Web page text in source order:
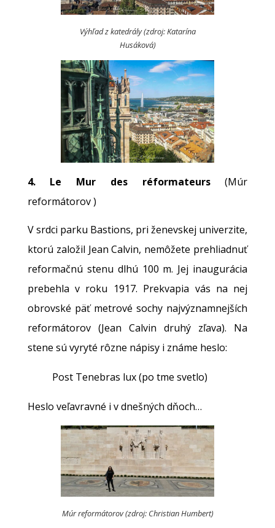
Výhľad z katedrály (zdroj: Katarína
Husáková)
4. Le Mur des réformateurs(Múr
reformátorov )
V srdci parku Bastions, pri ženevskej univerzite,
ktorú založil Jean Calvin, nemôžete prehliadnuť
reformačnú stenu dlhú 100 m. Jej inaugurácia
prebehla v roku 1917. Prekvapia vás na nej
obrovské päť metrové sochy najvýznamnejších
reformátorov (Jean Calvin druhý zľava). Na
stene sú vyryté rôzne nápisy i známe heslo:
Post Tenebras lux (po tme svetlo)
Heslo veľavravné i v dnešných dňoch…
Múr reformátorov (zdroj: Christian Humbert)